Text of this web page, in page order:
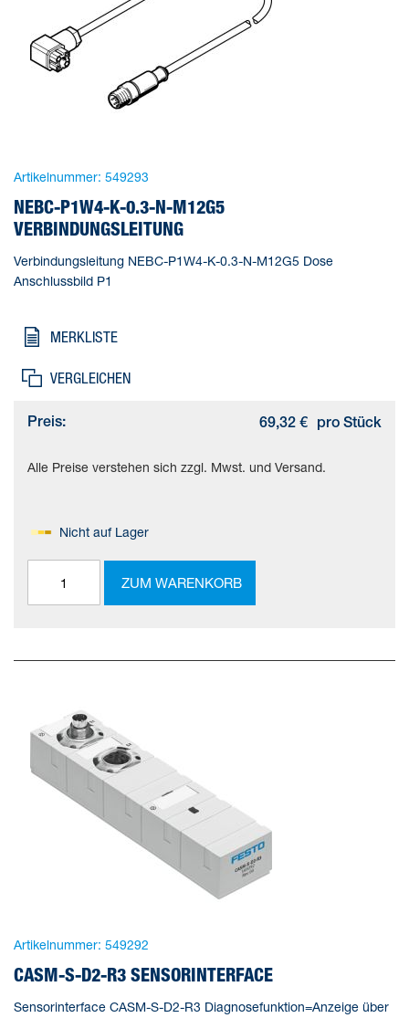
Artikelnummer: 549293
NEBC-P1W4-K-0.3-N-M12G5
VERBINDUNGSLEITUNG
Verbindungsleitung NEBC-P1W4-K-0.3-N-M12G5 Dose
Anschlussbild P1
MERKLISTE
VERGLEICHEN
Preis: 69,32 € pro Stück
Alle Preise verstehen sich zzgl. Mwst. und Versand.
Nicht auf Lager
ZUM WARENKORB
Artikelnummer: 549292
CASM-S-D2-R3 SENSORINTERFACE
Sensorinterface CASM-S-D2-R3 Diagnosefunktion=Anzeige über